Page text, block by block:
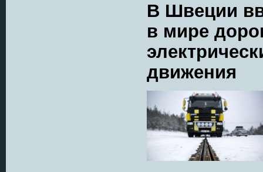
В Швеции
в мире
движения